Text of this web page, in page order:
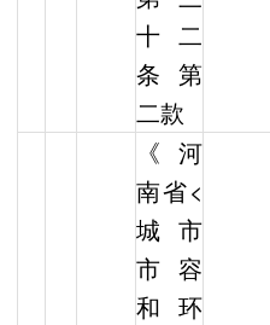
十二
条第
二款
《河
南省<
城市
市容
和环